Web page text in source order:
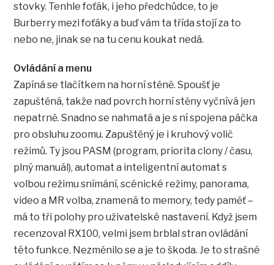
stovky. Tenhle foťák, i jeho předchůdce, to je
Burberry mezi foťáky a buď vám ta třída stojí za to
nebo ne, jinak se na tu cenu koukat nedá.
Ovládání a menu
Zapíná se tlačítkem na horní stěně. Spoušť je
zapuštěná, takže nad povrch horní stěny vyčnívá jen
nepatrně. Snadno se nahmatá a je s ní spojena páčka
pro obsluhu zoomu. Zapuštěný je i kruhový volič
režimů. Ty jsou PASM (program, priorita clony / času,
plný manuál), automat a inteligentní automat s
volbou režimu snímání, scénické režimy, panorama,
video a MR volba, znamená to memory, tedy paměť –
má to tři polohy pro uživatelské nastavení. Když jsem
recenzoval RX100, velmi jsem brblal stran ovládání
této funkce. Nezměnilo se a je to škoda. Je to strašné